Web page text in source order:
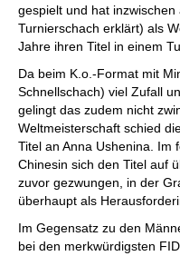
gespielt und hat
Turnierschach erklärt) als
Jahre ihren Titel in einem
Da beim K.o.-Format mit
Schnellschach) viel Zufall
gelingt das zudem nicht
Weltmeisterschaft schied
Titel an Anna Ushenina. Im
Chinesin sich den Titel auf
zuvor gezwungen, in der
überhaupt als
Im Gegensatz zu den
bei den merkwürdigsten